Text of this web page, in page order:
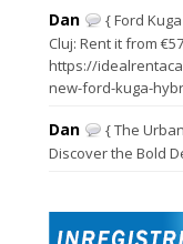
Dan
{ Ford
Cluj: Rent it from
https://
new-ford-kuga-
Dan
{ The
Discover the Bold